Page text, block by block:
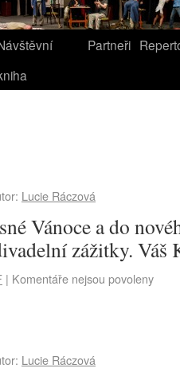
Partneři
Lucie Ráczová
Vánoce a do
zážitky. Váš
| Komentáře nejsou povoleny
Lucie Ráczová